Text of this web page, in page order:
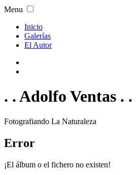
Menu
Inicio
Galerías
El Autor
. . Adolfo Ventas . .
Fotografiando La Naturaleza
Error
¡El álbum o el fichero no existen!